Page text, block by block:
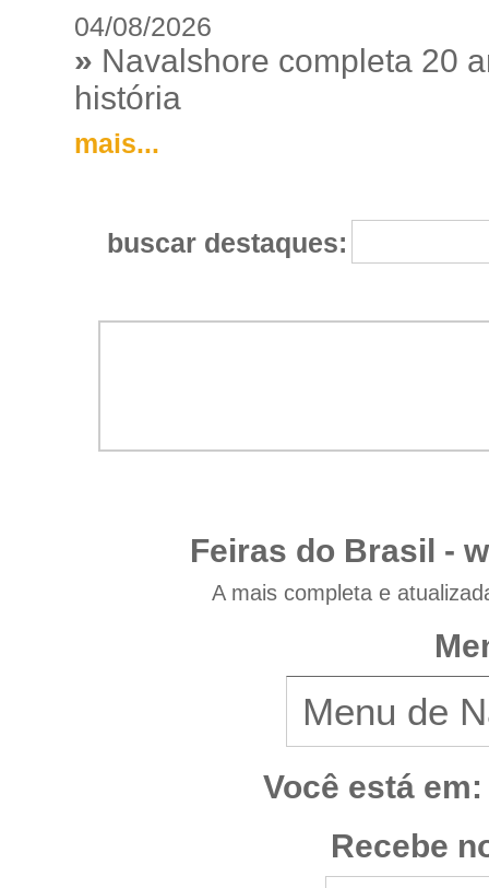
04/08/2026
» Navalshore completa 20
história
mais...
buscar destaques:
Feiras do Brasil -
A mais completa e
Você está em:
Recebe